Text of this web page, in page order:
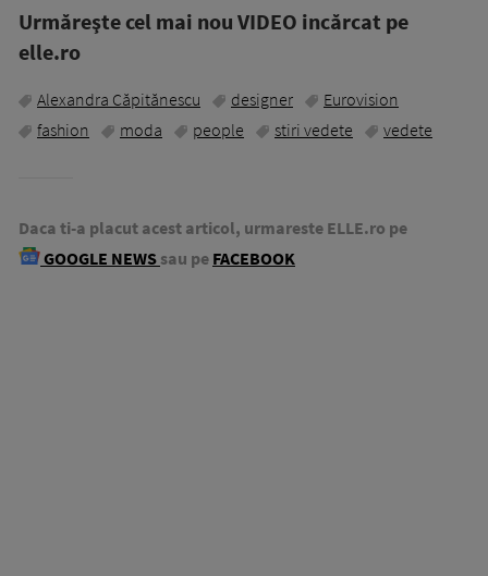
Urmăreşte cel mai nou VIDEO incărcat pe
elle.ro
Alexandra Căpitănescu designer
Eurovision
fashion
moda people stiri vedete vedete
Daca ti-a placut acest articol, urmareste ELLE.ro pe
GOOGLE NEWS sau pe FACEBOOK